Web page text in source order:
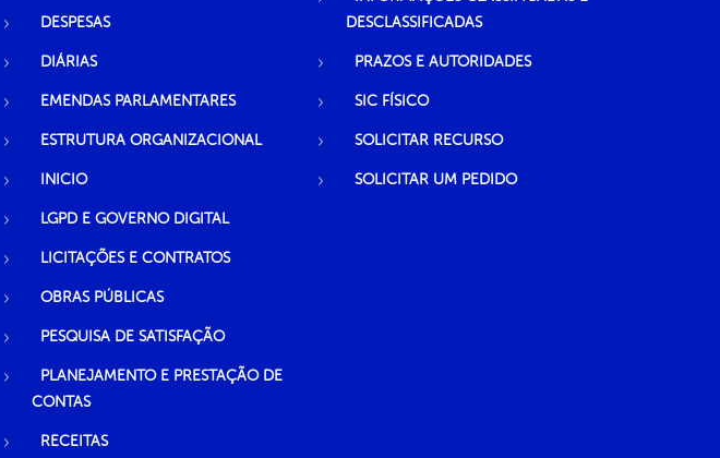
DESPESAS
DIÁRIAS
EMENDAS PARLAMENTARES
ESTRUTURA ORGANIZACIONAL
INICIO
LGPD E GOVERNO DIGITAL
LICITAÇÕES E CONTRATOS
OBRAS PÚBLICAS
PESQUISA DE SATISFAÇÃO
PLANEJAMENTO E PRESTAÇÃO DE
CONTAS
RECEITAS
DESCLASSIFICADAS
PRAZOS E AUTORIDADES
SIC FÍSICO
SOLICITAR RECURSO
SOLICITAR UM PEDIDO